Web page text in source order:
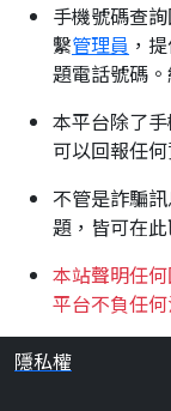
手機號碼查
繫管理員 ，
題電話號碼
本平台除了
可以回報任
不管是詐騙
題，皆可在
本站聲明任
平台不負任
隱私權